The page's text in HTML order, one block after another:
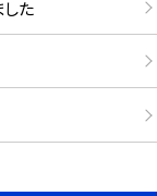
た